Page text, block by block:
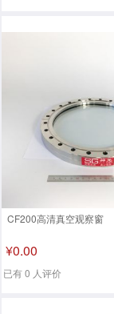
CF200高清真空观察窗
¥0.00
已有 0 人评价